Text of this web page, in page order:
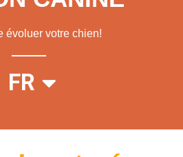
évoluer votre chien!
FR
EN